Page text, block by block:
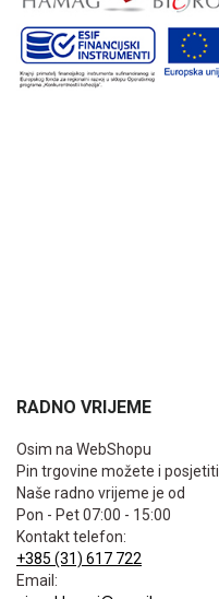
RADNO VRIJEME
Osim na WebShopu
Pin trgovine možete i posjetiti
Naše radno vrijeme je od
Pon - Pet 07:00 - 15:00
Kontakt telefon:
+385 (31) 617 722
Email: